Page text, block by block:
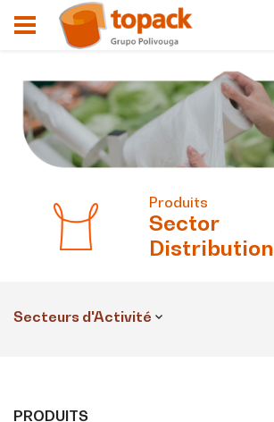
Produits
Sector
Distribution
Secteurs d'Activité
PRODUITS